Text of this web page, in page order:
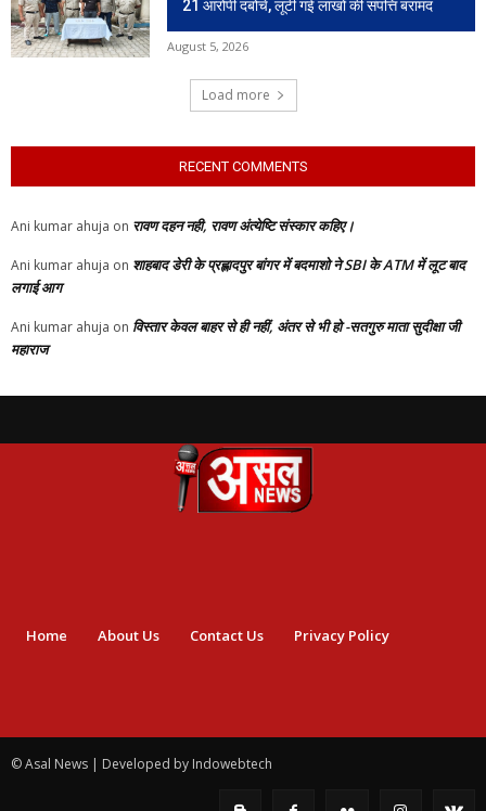
21 आरोपी दबोचे, लूटी गई लाखों की संपत्ति बरामद
August 5, 2026
Load more
RECENT COMMENTS
Ani kumar ahuja on रावण दहन नही, रावण अंत्येष्टि संस्कार कहिए।
Ani kumar ahuja on शाहबाद डेरी के प्रह्लादपुर बांगर में बदमाशो ने SBI के ATM में लूट बाद
लगाई आग
Ani kumar ahuja on विस्तार केवल बाहर से ही नहीं, अंतर से भी हो -सतगुरु माता सुदीक्षा जी
महाराज
Home About Us Contact Us Privacy Policy
© Asal News | Developed by Indowebtech